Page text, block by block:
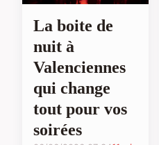
La boite de
nuit à
Valenciennes
qui change
tout pour vos
soirées